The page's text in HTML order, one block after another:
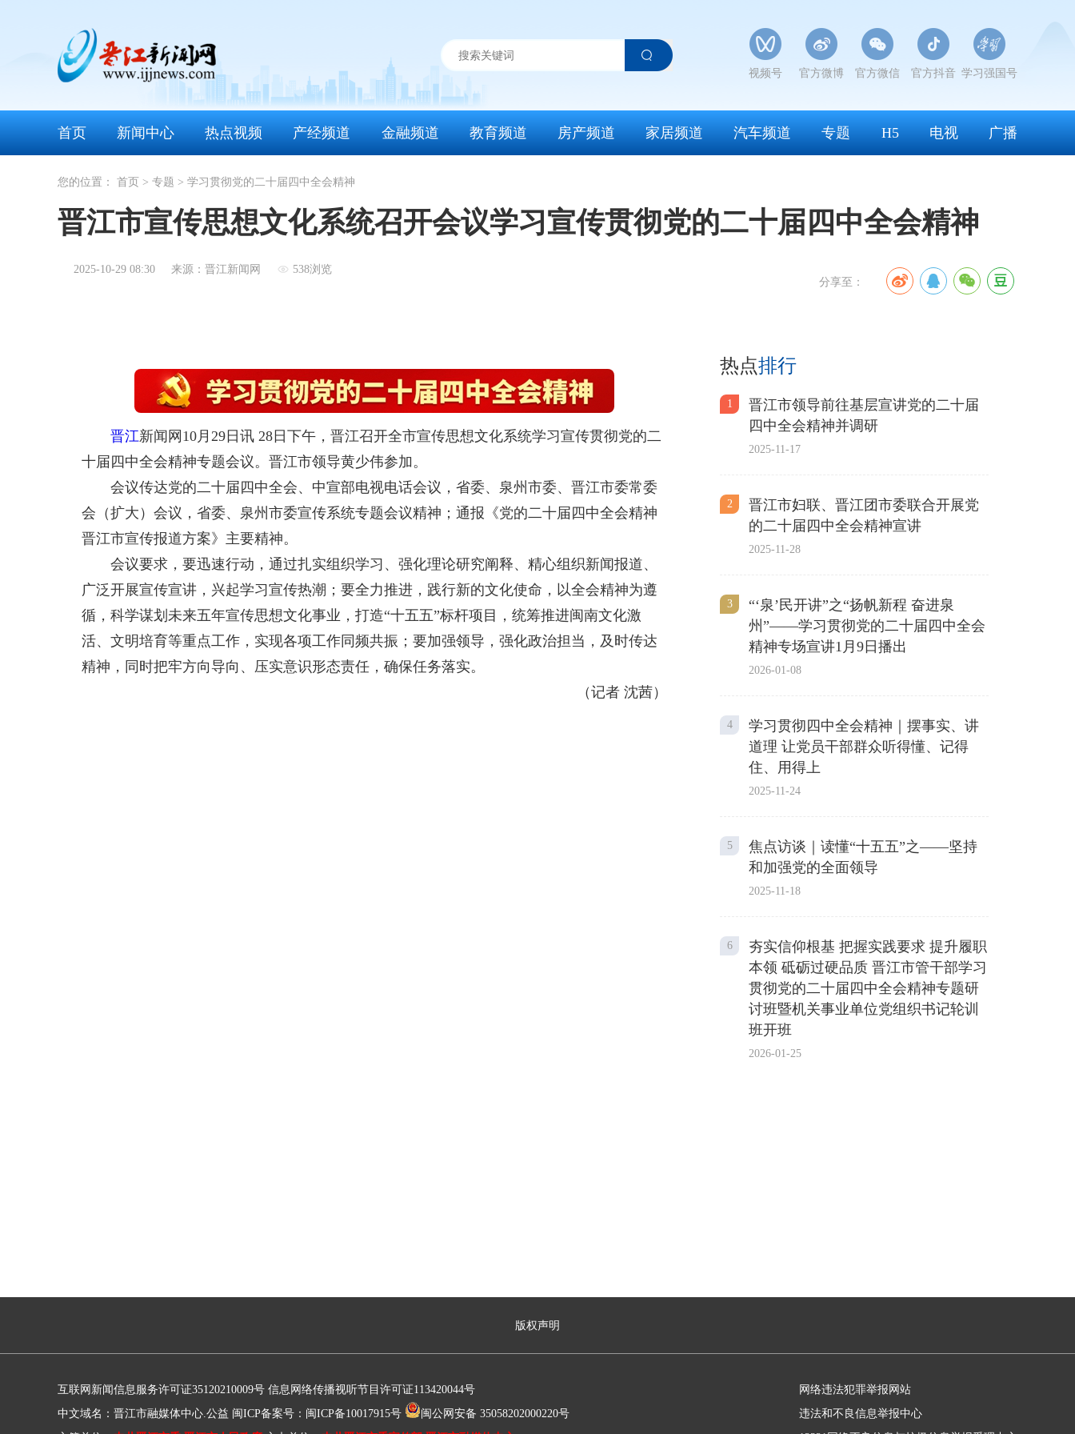
视频号 官方微博 官方微信 官方抖音 学习强国号
首页 新闻中心 热点视频 产经频道 金融频道 教育频道 房产频道 家居频道 汽车频道 专题 H5 电视 广播
您的位置： 首页 > 专题 > 学习贯彻党的二十届四中全会精神
晋江市宣传思想文化系统召开会议学习宣传贯彻党的二十届四中全会精神
2025-10-29 08:30 来源：晋江新闻网
538浏览
分享至：
晋江新闻网10月29日讯 28日下午，晋江召开全市宣传思想文化系统学习宣传贯彻党的二
十届四中全会精神专题会议。晋江市领导黄少伟参加。
会议传达党的二十届四中全会、中宣部电视电话会议，省委、泉州市委、晋江市委常委
会（扩大）会议，省委、泉州市委宣传系统专题会议精神；通报《党的二十届四中全会精神
晋江市宣传报道方案》主要精神。
会议要求，要迅速行动，通过扎实组织学习、强化理论研究阐释、精心组织新闻报道、
广泛开展宣传宣讲，兴起学习宣传热潮；要全力推进，践行新的文化使命，以全会精神为遵
循，科学谋划未来五年宣传思想文化事业，打造“十五五”标杆项目，统筹推进闽南文化激
活、文明培育等重点工作，实现各项工作同频共振；要加强领导，强化政治担当，及时传达
精神，同时把牢方向导向、压实意识形态责任，确保任务落实。
（记者 沈茜）
热点排行
1
晋江市领导前往基层宣讲党的二十届
四中全会精神并调研
2025-11-17
2
晋江市妇联、晋江团市委联合开展党
的二十届四中全会精神宣讲
2025-11-28
3
“‘泉’民开讲”之“扬帆新程 奋进泉
州”——学习贯彻党的二十届四中全会
精神专场宣讲1月9日播出
2026-01-08
4
学习贯彻四中全会精神｜摆事实、讲
道理 让党员干部群众听得懂、记得
住、用得上
2025-11-24
5
焦点访谈｜读懂“十五五”之——坚持
和加强党的全面领导
2025-11-18
6
夯实信仰根基 把握实践要求 提升履职
本领 砥砺过硬品质 晋江市管干部学习
贯彻党的二十届四中全会精神专题研
讨班暨机关事业单位党组织书记轮训
班开班
2026-01-25
版权声明
互联网新闻信息服务许可证35120210009号 信息网络传播视听节目许可证113420044号
中文域名：晋江市融媒体中心.公益 闽ICP备案号：闽ICP备10017915号
闽公网安备 35058202000220号
网络违法犯罪举报网站
违法和不良信息举报中心